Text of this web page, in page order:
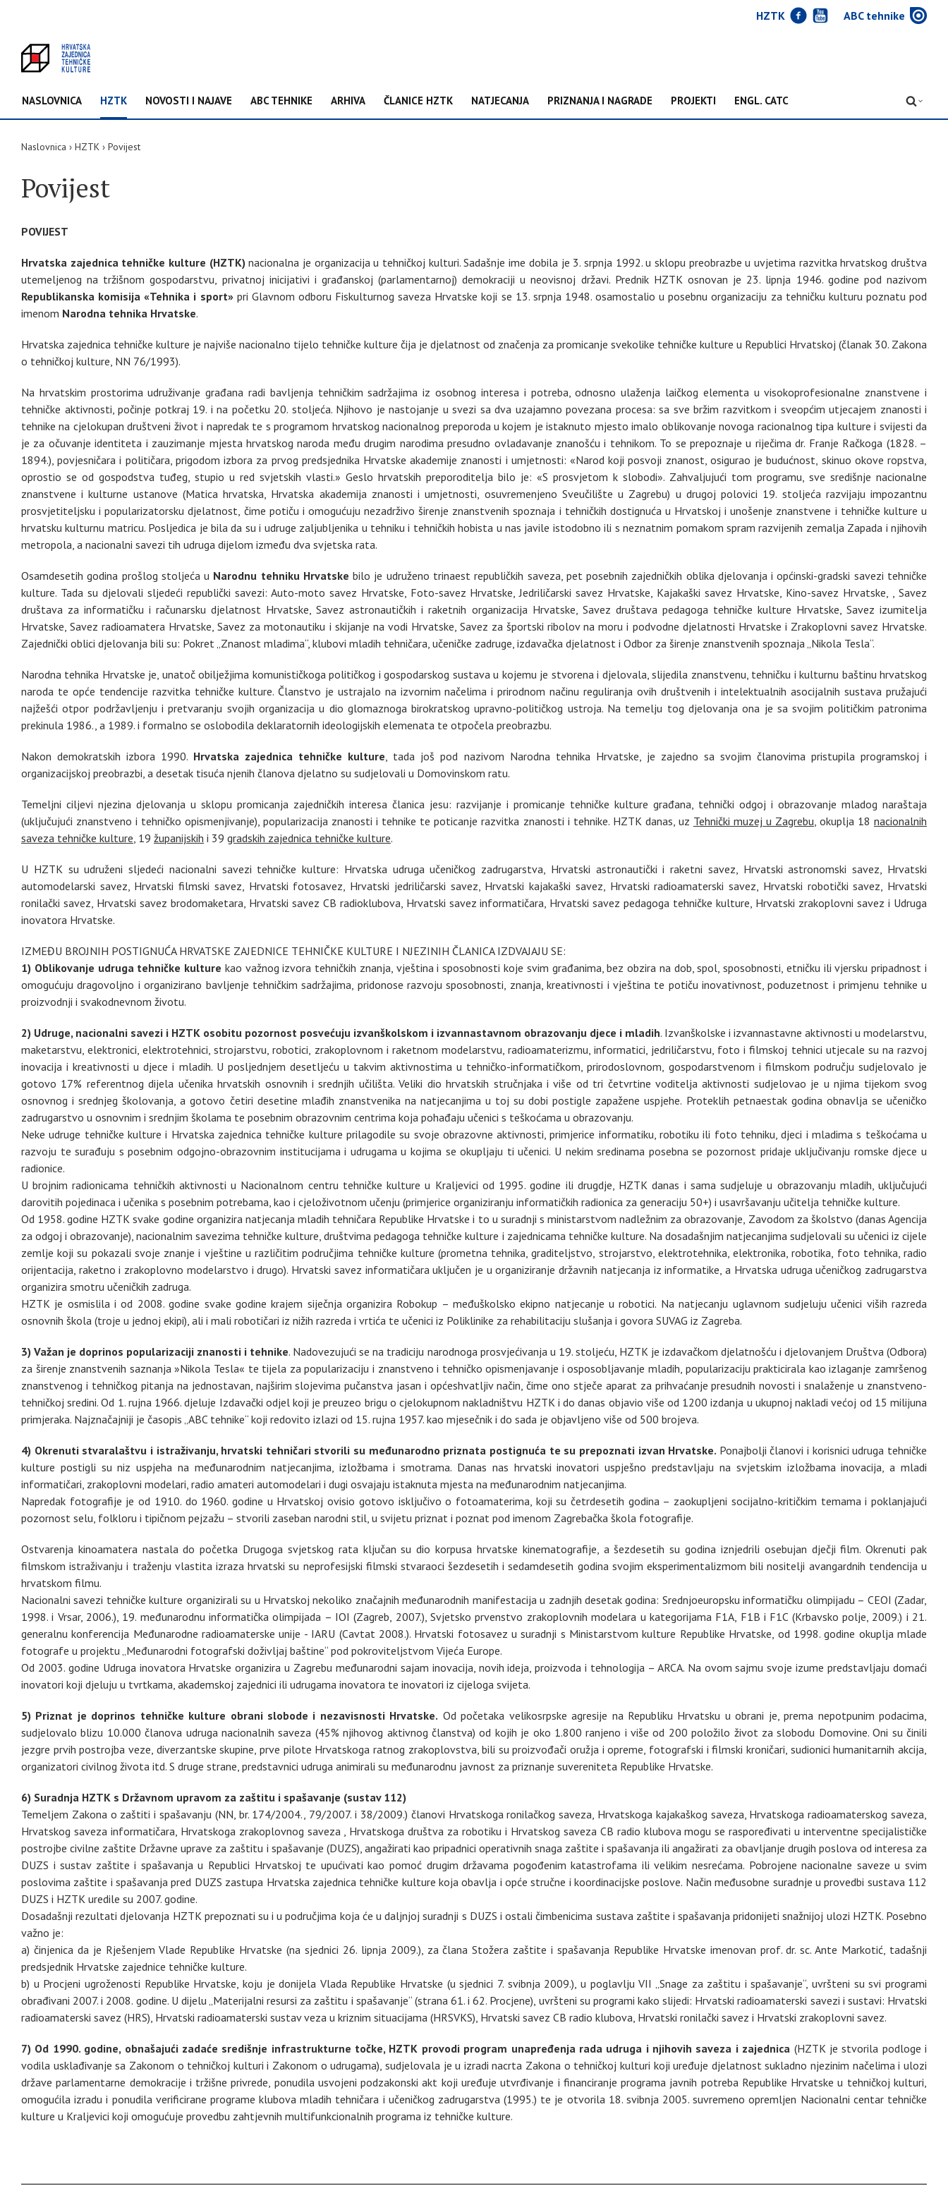
HZTK J Y ABC tehnike w
NASLOVNICA HZTK NOVOSTI I NAJAVE ABC TEHNIKE ARHIVA ČLANICE HZTK NATJECANJA PRIZNANJA I NAGRADE PROJEKTI ENGL. CATC D
Naslovnica HZTK Povijest
Povijest
POVIJEST
Hrvatska zajednica tehničke kulture (HZTK)nacionalna je organizacija u tehničkoj kulturi. Sadašnje ime dobila je 3. srpnja 1992. u sklopu preobrazbe u uvjetima razvitka hrvatskog društva
utemeljenog na tržišnom gospodarstvu, privatnoj inicijativi i građanskoj (parlamentarnoj) demokraciji u neovisnoj državi. Prednik HZTK osnovan je 23. lipnja 1946. godine pod nazivom
Republikanska komisija «Tehnika i sport»pri Glavnom odboru Fiskulturnog saveza Hrvatske koji se 13. srpnja 1948. osamostalio u posebnu organizaciju za tehničku kulturu poznatu pod
imenom Narodna tehnika Hrvatske.
Hrvatska zajednica tehničke kulture je najviše nacionalno tijelo tehničke kulture čija je djelatnost od značenja za promicanje svekolike tehničke kulture u Republici Hrvatskoj (članak 30. Zakona
o tehničkoj kulture, NN 76/1993).
Na hrvatskim prostorima udruživanje građana radi bavljenja tehničkim sadržajima iz osobnog interesa i potreba, odnosno ulaženja laičkog elementa u visokoprofesionalne znanstvene i
tehničke aktivnosti, počinje potkraj 19. i na početku 20. stoljeća. Njihovo je nastojanje u svezi sa dva uzajamno povezana procesa: sa sve bržim razvitkom i sveopćim utjecajem znanosti i
tehnike na cjelokupan društveni život i napredak te s programom hrvatskog nacionalnog preporoda u kojem je istaknuto mjesto imalo oblikovanje novoga racionalnog tipa kulture i svijesti da
je za očuvanje identiteta i zauzimanje mjesta hrvatskog naroda među drugim narodima presudno ovladavanje znanošću i tehnikom. To se prepoznaje u riječima dr. Franje Račkoga (1828. –
1894.), povjesničara i političara, prigodom izbora za prvog predsjednika Hrvatske akademije znanosti i umjetnosti: «Narod koji posvoji znanost, osigurao je budućnost, skinuo okove ropstva,
oprostio se od gospodstva tuđeg, stupio u red svjetskih vlasti.» Geslo hrvatskih preporoditelja bilo je: «S prosvjetom k slobodi». Zahvaljujući tom programu, sve središnje nacionalne
znanstvene i kulturne ustanove (Matica hrvatska, Hrvatska akademija znanosti i umjetnosti, osuvremenjeno Sveučilište u Zagrebu) u drugoj polovici 19. stoljeća razvijaju impozantnu
prosvjetiteljsku i popularizatorsku djelatnost, čime potiču i omogućuju nezadrživo širenje znanstvenih spoznaja i tehničkih dostignuća u Hrvatskoj i unošenje znanstvene i tehničke kulture u
hrvatsku kulturnu matricu. Posljedica je bila da su i udruge zaljubljenika u tehniku i tehničkih hobista u nas javile istodobno ili s neznatnim pomakom spram razvijenih zemalja Zapada i njihovih
metropola, a nacionalni savezi tih udruga dijelom između dva svjetska rata.
Osamdesetih godina prošlog stoljeća u Narodnu tehniku Hrvatskebilo je udruženo trinaest republičkih saveza, pet posebnih zajedničkih oblika djelovanja i općinski-gradski savezi tehničke
kulture. Tada su djelovali sljedeći republički savezi: Auto-moto savez Hrvatske, Foto-savez Hrvatske, Jedriličarski savez Hrvatske, Kajakaški savez Hrvatske, Kino-savez Hrvatske, , Savez
društava za informatičku i računarsku djelatnost Hrvatske, Savez astronautičkih i raketnih organizacija Hrvatske, Savez društava pedagoga tehničke kulture Hrvatske, Savez izumitelja
Hrvatske, Savez radioamatera Hrvatske, Savez za motonautiku i skijanje na vodi Hrvatske, Savez za športski ribolov na moru i podvodne djelatnosti Hrvatske i Zrakoplovni savez Hrvatske.
Zajednički oblici djelovanja bili su: Pokret „Znanost mladima“, klubovi mladih tehničara, učeničke zadruge, izdavačka djelatnost i Odbor za širenje znanstvenih spoznaja „Nikola Tesla“.
Narodna tehnika Hrvatske je, unatoč obilježjima komunističkoga političkog i gospodarskog sustava u kojemu je stvorena i djelovala, slijedila znanstvenu, tehničku i kulturnu baštinu hrvatskog
naroda te opće tendencije razvitka tehničke kulture. Članstvo je ustrajalo na izvornim načelima i prirodnom načinu reguliranja ovih društvenih i intelektualnih asocijalnih sustava pružajući
najžešći otpor podržavljenju i pretvaranju svojih organizacija u dio glomaznoga birokratskog upravno-političkog ustroja. Na temelju tog djelovanja ona je sa svojim političkim patronima
prekinula 1986., a 1989. i formalno se oslobodila deklaratornih ideologijskih elemenata te otpočela preobrazbu.
Nakon demokratskih izbora 1990. Hrvatska zajednica tehničke kulture, tada još pod nazivom Narodna tehnika Hrvatske, je zajedno sa svojim članovima pristupila programskoj i
organizacijskoj preobrazbi, a desetak tisuća njenih članova djelatno su sudjelovali u Domovinskom ratu.
Temeljni ciljevi njezina djelovanja u sklopu promicanja zajedničkih interesa članica jesu: razvijanje i promicanje tehničke kulture građana, tehnički odgoj i obrazovanje mladog naraštaja
(uključujući znanstveno i tehničko opismenjivanje), popularizacija znanosti i tehnike te poticanje razvitka znanosti i tehnike. HZTK danas, uz Tehnički muzej u Zagrebu, okuplja 18 nacionalnih
saveza tehničke kulture, 19 županijskih i 39 gradskih zajednica tehničke kulture.
U HZTK su udruženi sljedeći nacionalni savezi tehničke kulture: Hrvatska udruga učeničkog zadrugarstva, Hrvatski astronautički i raketni savez, Hrvatski astronomski savez, Hrvatski
automodelarski savez, Hrvatski filmski savez, Hrvatski fotosavez, Hrvatski jedriličarski savez, Hrvatski kajakaški savez, Hrvatski radioamaterski savez, Hrvatski robotički savez, Hrvatski
ronilački savez, Hrvatski savez brodomaketara, Hrvatski savez CB radioklubova, Hrvatski savez informatičara, Hrvatski savez pedagoga tehničke kulture, Hrvatski zrakoplovni savez i Udruga
inovatora Hrvatske.
IZMEĐU BROJNIH POSTIGNUĆA HRVATSKE ZAJEDNICE TEHNIČKE KULTURE I NJEZINIH ČLANICA IZDVAJAJU SE:
1) Oblikovanje udruga tehničke kulture kao važnog izvora tehničkih znanja, vještina i sposobnosti koje svim građanima, bez obzira na dob, spol, sposobnosti, etničku ili vjersku pripadnost i
omogućuju dragovoljno i organizirano bavljenje tehničkim sadržajima, pridonose razvoju sposobnosti, znanja, kreativnosti i vještina te potiču inovativnost, poduzetnost i primjenu tehnike u
proizvodnji i svakodnevnom životu.
2) Udruge, nacionalni savezi i HZTK osobitu pozornost posvećuju izvanškolskom i izvannastavnom obrazovanju djece i mladih. Izvanškolske i izvannastavne aktivnosti u modelarstvu,
maketarstvu, elektronici, elektrotehnici, strojarstvu, robotici, zrakoplovnom i raketnom modelarstvu, radioamaterizmu, informatici, jedriličarstvu, foto i filmskoj tehnici utjecale su na razvoj
inovacija i kreativnosti u djece i mladih. U posljednjem desetljeću u takvim aktivnostima u tehničko-informatičkom, prirodoslovnom, gospodarstvenom i filmskom području sudjelovalo je
gotovo 17% referentnog dijela učenika hrvatskih osnovnih i srednjih učilišta. Veliki dio hrvatskih stručnjaka i više od tri četvrtine voditelja aktivnosti sudjelovao je u njima tijekom svog
osnovnog i srednjeg školovanja, a gotovo četiri desetine mlađih znanstvenika na natjecanjima u toj su dobi postigle zapažene uspjehe. Proteklih petnaestak godina obnavlja se učeničko
zadrugarstvo u osnovnim i srednjim školama te posebnim obrazovnim centrima koja pohađaju učenici s teškoćama u obrazovanju.
Neke udruge tehničke kulture i Hrvatska zajednica tehničke kulture prilagodile su svoje obrazovne aktivnosti, primjerice informatiku, robotiku ili foto tehniku, djeci i mladima s teškoćama u
razvoju te surađuju s posebnim odgojno-obrazovnim institucijama i udrugama u kojima se okupljaju ti učenici. U nekim sredinama posebna se pozornost pridaje uključivanju romske djece u
radionice.
U brojnim radionicama tehničkih aktivnosti u Nacionalnom centru tehničke kulture u Kraljevici od 1995. godine ili drugdje, HZTK danas i sama sudjeluje u obrazovanju mladih, uključujući
darovitih pojedinaca i učenika s posebnim potrebama, kao i cjeloživotnom učenju (primjerice organiziranju informatičkih radionica za generaciju 50+) i usavršavanju učitelja tehničke kulture.
Od 1958. godine HZTK svake godine organizira natjecanja mladih tehničara Republike Hrvatske i to u suradnji s ministarstvom nadležnim za obrazovanje, Zavodom za školstvo (danas Agencija
za odgoj i obrazovanje), nacionalnim savezima tehničke kulture, društvima pedagoga tehničke kulture i zajednicama tehničke kulture. Na dosadašnjim natjecanjima sudjelovali su učenici iz cijele
zemlje koji su pokazali svoje znanje i vještine u različitim područjima tehničke kulture (prometna tehnika, graditeljstvo, strojarstvo, elektrotehnika, elektronika, robotika, foto tehnika, radio
orijentacija, raketno i zrakoplovno modelarstvo i drugo). Hrvatski savez informatičara uključen je u organiziranje državnih natjecanja iz informatike, a Hrvatska udruga učeničkog zadrugarstva
organizira smotru učeničkih zadruga.
HZTK je osmislila i od 2008. godine svake godine krajem siječnja organizira Robokup – međuškolsko ekipno natjecanje u robotici. Na natjecanju uglavnom sudjeluju učenici viših razreda
osnovnih škola (troje u jednoj ekipi), ali i mali robotičari iz nižih razreda i vrtića te učenici iz Poliklinike za rehabilitaciju slušanja i govora SUVAG iz Zagreba.
3) Važan je doprinos popularizaciji znanosti i tehnike. Nadovezujući se na tradiciju narodnoga prosvjećivanja u 19. stoljeću, HZTK je izdavačkom djelatnošću i djelovanjem Društva (Odbora)
za širenje znanstvenih saznanja »Nikola Tesla« te tijela za popularizaciju i znanstveno i tehničko opismenjavanje i osposobljavanje mladih, popularizaciju prakticirala kao izlaganje zamršenog
znanstvenog i tehničkog pitanja na jednostavan, najširim slojevima pučanstva jasan i općeshvatljiv način, čime ono stječe aparat za prihvaćanje presudnih novosti i snalaženje u znanstveno-
tehničkoj sredini. Od 1. rujna 1966. djeluje Izdavački odjel koji je preuzeo brigu o cjelokupnom nakladništvu HZTK i do danas objavio više od 1200 izdanja u ukupnoj nakladi većoj od 15 milijuna
primjeraka. Najznačajniji je časopis „ABC tehnike“ koji redovito izlazi od 15. rujna 1957. kao mjesečnik i do sada je objavljeno više od 500 brojeva.
4) Okrenuti stvaralaštvu i istraživanju, hrvatski tehničari stvorili su međunarodno priznata postignuća te su prepoznati izvan Hrvatske. Ponajbolji članovi i korisnici udruga tehničke
kulture postigli su niz uspjeha na međunarodnim natjecanjima, izložbama i smotrama. Danas nas hrvatski inovatori uspješno predstavljaju na svjetskim izložbama inovacija, a mladi
informatičari, zrakoplovni modelari, radio amateri automodelari i dugi osvajaju istaknuta mjesta na međunarodnim natjecanjima.
Napredak fotografije je od 1910. do 1960. godine u Hrvatskoj ovisio gotovo isključivo o fotoamaterima, koji su četrdesetih godina – zaokupljeni socijalno-kritičkim temama i poklanjajući
pozornost selu, folkloru i tipičnom pejzažu – stvorili zaseban narodni stil, u svijetu priznat i poznat pod imenom Zagrebačka škola fotografije.
Ostvarenja kinoamatera nastala do početka Drugoga svjetskog rata ključan su dio korpusa hrvatske kinematografije, a šezdesetih su godina iznjedrili osebujan dječji film. Okrenuti pak
filmskom istraživanju i traženju vlastita izraza hrvatski su neprofesijski filmski stvaraoci šezdesetih i sedamdesetih godina svojim eksperimentalizmom bili nositelji avangardnih tendencija u
hrvatskom filmu.
Nacionalni savezi tehničke kulture organizirali su u Hrvatskoj nekoliko značajnih međunarodnih manifestacija u zadnjih desetak godina: Srednjoeuropsku informatičku olimpijadu – CEOI (Zadar,
1998. i Vrsar, 2006.), 19. međunarodnu informatička olimpijada – IOI (Zagreb, 2007.), Svjetsko prvenstvo zrakoplovnih modelara u kategorijama F1A, F1B i F1C (Krbavsko polje, 2009.) i 21.
generalnu konferencija Međunarodne radioamaterske unije - IARU (Cavtat 2008.). Hrvatski fotosavez u suradnji s Ministarstvom kulture Republike Hrvatske, od 1998. godine okuplja mlade
fotografe u projektu „Međunarodni fotografski doživljaj baštine“ pod pokroviteljstvom Vijeća Europe.
Od 2003. godine Udruga inovatora Hrvatske organizira u Zagrebu međunarodni sajam inovacija, novih ideja, proizvoda i tehnologija – ARCA. Na ovom sajmu svoje izume predstavljaju domaći
inovatori koji djeluju u tvrtkama, akademskoj zajednici ili udrugama inovatora te inovatori iz cijeloga svijeta.
5) Priznat je doprinos tehničke kulture obrani slobode i nezavisnosti Hrvatske. Od početaka velikosrpske agresije na Republiku Hrvatsku u obrani je, prema nepotpunim podacima,
sudjelovalo blizu 10.000 članova udruga nacionalnih saveza (45% njihovog aktivnog članstva) od kojih je oko 1.800 ranjeno i više od 200 položilo život za slobodu Domovine. Oni su činili
jezgre prvih postrojba veze, diverzantske skupine, prve pilote Hrvatskoga ratnog zrakoplovstva, bili su proizvođači oružja i opreme, fotografski i filmski kroničari, sudionici humanitarnih akcija,
organizatori civilnog života itd. S druge strane, predstavnici udruga animirali su međunarodnu javnost za priznanje suvereniteta Republike Hrvatske.
6) Suradnja HZTK s Državnom upravom za zaštitu i spašavanje (sustav 112)
Temeljem Zakona o zaštiti i spašavanju (NN, br. 174/2004., 79/2007. i 38/2009.) članovi Hrvatskoga ronilačkog saveza, Hrvatskoga kajakaškog saveza, Hrvatskoga radioamaterskog saveza,
Hrvatskog saveza informatičara, Hrvatskoga zrakoplovnog saveza , Hrvatskoga društva za robotiku i Hrvatskog saveza CB radio klubova mogu se raspoređivati u interventne specijalističke
postrojbe civilne zaštite Državne uprave za zaštitu i spašavanje (DUZS), angažirati kao pripadnici operativnih snaga zaštite i spašavanja ili angažirati za obavljanje drugih poslova od interesa za
DUZS i sustav zaštite i spašavanja u Republici Hrvatskoj te upućivati kao pomoć drugim državama pogođenim katastrofama ili velikim nesrećama. Pobrojene nacionalne saveze u svim
poslovima zaštite i spašavanja pred DUZS zastupa Hrvatska zajednica tehničke kulture koja obavlja i opće stručne i koordinacijske poslove. Način međusobne suradnje u provedbi sustava 112
DUZS i HZTK uredile su 2007. godine.
Dosadašnji rezultati djelovanja HZTK prepoznati su i u područjima koja će u daljnjoj suradnji s DUZS i ostali čimbenicima sustava zaštite i spašavanja pridonijeti snažnijoj ulozi HZTK. Posebno
važno je:
a) činjenica da je Rješenjem Vlade Republike Hrvatske (na sjednici 26. lipnja 2009.), za člana Stožera zaštite i spašavanja Republike Hrvatske imenovan prof. dr. sc. Ante Markotić, tadašnji
predsjednik Hrvatske zajednice tehničke kulture.
b) u Procjeni ugroženosti Republike Hrvatske, koju je donijela Vlada Republike Hrvatske (u sjednici 7. svibnja 2009.), u poglavlju VII „Snage za zaštitu i spašavanje“, uvršteni su svi programi
obrađivani 2007. i 2008. godine. U dijelu „Materijalni resursi za zaštitu i spašavanje“ (strana 61. i 62. Procjene), uvršteni su programi kako slijedi: Hrvatski radioamaterski savezi i sustavi: Hrvatski
radioamaterski savez (HRS), Hrvatski radioamaterski sustav veza u kriznim situacijama (HRSVKS), Hrvatski savez CB radio klubova, Hrvatski ronilački savez i Hrvatski zrakoplovni savez.
7) Od 1990. godine, obnašajući zadaće središnje infrastrukturne točke, HZTK provodi program unapređenja rada udruga i njihovih saveza i zajednica (HZTK je stvorila podloge i
vodila usklađivanje sa Zakonom o tehničkoj kulturi i Zakonom o udrugama), sudjelovala je u izradi nacrta Zakona o tehničkoj kulturi koji uređuje djelatnost sukladno njezinim načelima i ulozi
države parlamentarne demokracije i tržišne privrede, ponudila usvojeni podzakonski akt koji uređuje utvrđivanje i financiranje programa javnih potreba Republike Hrvatske u tehničkoj kulturi,
omogućila izradu i ponudila verificirane programe klubova mladih tehničara i učeničkog zadrugarstva (1995.) te je otvorila 18. svibnja 2005. suvremeno opremljen Nacionalni centar tehničke
kulture u Kraljevici koji omogućuje provedbu zahtjevnih multifunkcionalnih programa iz tehničke kulture.